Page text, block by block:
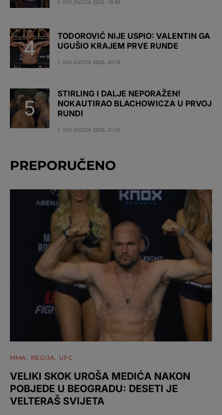
1. KOLOVOZA 2026. 19:49
TODOROVIĆ NIJE USPIO: VALENTIN GA
UGUŠIO KRAJEM PRVE RUNDE
1. KOLOVOZA 2026. 20:19
STIRLING I DALJE NEPORAŽEN!
NOKAUTIRAO BLACHOWICZA U PRVOJ
RUNDI
1. KOLOVOZA 2026. 21:10
PREPORUČENO
MMA REGIJA UFC
VELIKI SKOK UROŠA MEDIĆA NAKON
POBJEDE U BEOGRADU: DESETI JE
VELTERAŠ SVIJETA